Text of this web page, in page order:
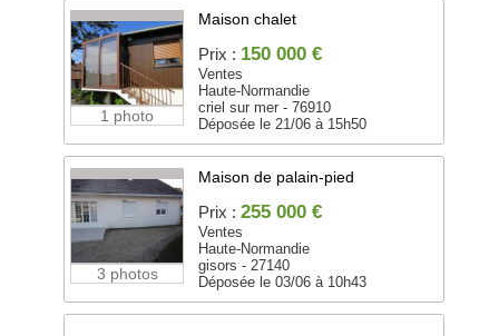
1 photo
Maison chalet
Prix : 150 000 €
Ventes
Haute-Normandie
criel sur mer - 76910
Déposée le 21/06 à 15h50
3 photos
Maison de palain-pied
Prix : 255 000 €
Ventes
Haute-Normandie
gisors - 27140
Déposée le 03/06 à 10h43